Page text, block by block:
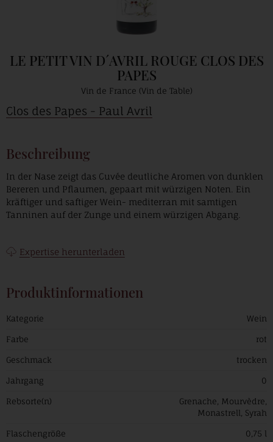
LE PETIT VIN D´AVRIL ROUGE CLOS DES
PAPES
Vin de France (Vin de Table)
Clos des Papes - Paul Avril
Beschreibung
In der Nase zeigt das Cuvée deutliche Aromen von dunklen
Bereren und Pflaumen, gepaart mit würzigen Noten. Ein
kräftiger und saftiger Wein- mediterran mit samtigen
Tanninen auf der Zunge und einem würzigen Abgang.
Expertise herunterladen
Produktinformationen
Kategorie Wein
Farbe rot
Geschmack trocken
Jahrgang 0
Rebsorte(n)
Grenache, Mourvèdre,
Monastrell, Syrah
Flaschengröße 0,75 l